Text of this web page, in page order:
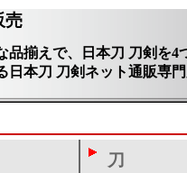
売
品揃えで、日本刀 刀剣を4
日本刀 刀剣ネット通販専
刀